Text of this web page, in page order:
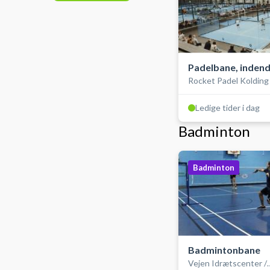
Padelbane,
double
Rocket Padel Kolding
Arena
Ledige tider i dag
Badminton
Badminton
Badmintonbane
Vejen Idrætscenter /